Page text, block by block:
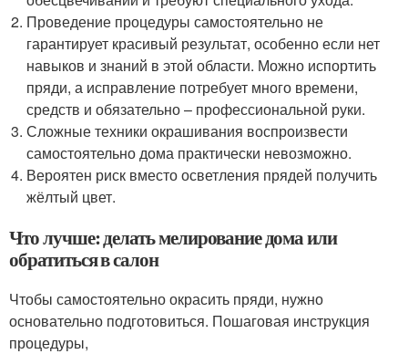
Проведение процедуры самостоятельно не
гарантирует красивый результат, особенно если нет
навыков и знаний в этой области. Можно испортить
пряди, а исправление потребует много времени,
средств и обязательно – профессиональной руки.
Сложные техники окрашивания воспроизвести
самостоятельно дома практически невозможно.
Вероятен риск вместо осветления прядей получить
жёлтый цвет.
Что лучше: делать мелирование дома или
обратиться в салон
Чтобы самостоятельно окрасить пряди, нужно
основательно подготовиться. Пошаговая инструкция
процедуры,